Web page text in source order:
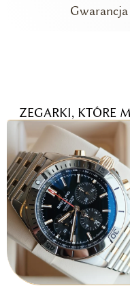
ZEGARKI, KTÓRE